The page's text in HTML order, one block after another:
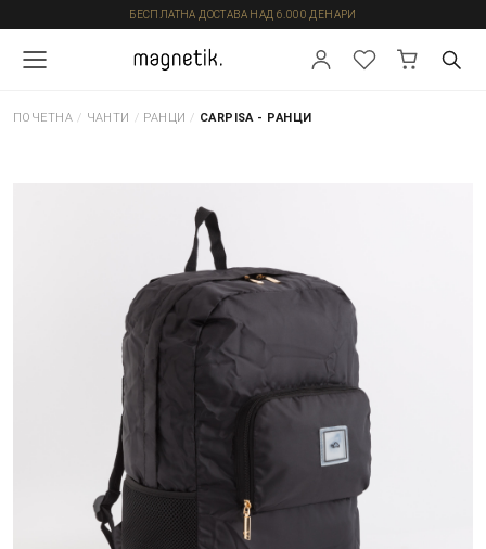
БЕСПЛАТНА ДОСТАВА НАД 6.000 ДЕНАРИ
ПОЧЕТНА / ЧАНТИ / РАНЦИ / CARPISA - РАНЦИ